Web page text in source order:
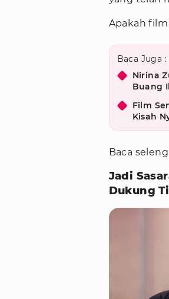
Apakah
Baca Juga :
Nirina
Buang
Film
Kisah
Baca
Jadi
Dukung